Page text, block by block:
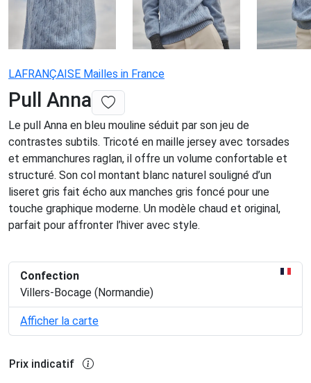
LAFRANÇAISE Mailles in France
Pull Anna
Le pull Anna en bleu mouline séduit par son jeu de
contrastes subtils. Tricoté en maille jersey avec torsades
et emmanchures raglan, il offre un volume confortable et
structuré. Son col montant blanc naturel souligné d’un
liseret gris fait écho aux manches gris foncé pour une
touche graphique moderne. Un modèle chaud et original,
parfait pour affronter l’hiver avec style.
Confection
Villers-Bocage (Normandie)
Afficher la carte
Prix indicatif